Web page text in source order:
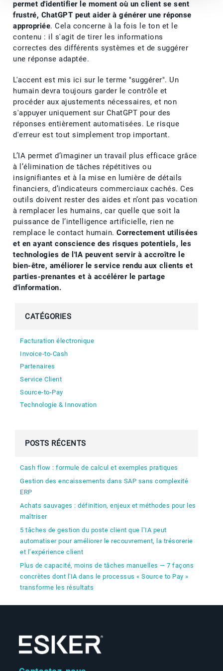
permet d'identifier le moment où un client se sent
frustré, ChatGPT peut aider à générer une réponse
appropriée. Cela concerne à la fois le ton et le
contenu : il s'agit de tirer les informations
correctes des différents systèmes et de suggérer
une réponse adaptée.
L'accent est mis ici sur le terme "suggérer". Un
humain devra toujours garder le contrôle et
procéder aux ajustements nécessaires, et non
s'appuyer uniquement sur ChatGPT pour des
réponses entièrement automatisées. Le risque
d'erreur est tout simplement trop important.
L’IA permet d’imaginer un travail plus efficace grâce
à l’élimination de tâches répétitives ou
insignifiantes et à la mise en lumière de détails
financiers, d’indicateurs commerciaux cachés. Ces
outils doivent rester des aides et n’ont pas vocation
à remplacer les humains, car quelle que soit la
puissance de l’intelligence artificielle, rien ne
remplace le contact humain. Correctement utilisées
et en ayant conscience des risques potentiels, les
technologies de l'IA peuvent servir à accroître le
bien-être, améliorer le service rendu aux clients et
parties-prenantes et à accélérer le partage
d'information.
CATÉGORIES
Facturation électronique
Invoice-to-Cash
Partenaires
Service Client
Source-to-Pay
Technologie & Innovation
POSTS RÉCENTS
Cash flow : formule de calcul et exemples pratiques
Gestion des encaissements dans SAP sans complexité
ERP
Achats sauvages : définition, enjeux et méthodes pour les
maîtriser
5 tâches de gestion du poste client que l’IA peut
automatiser pour améliorer le recouvrement, la trésorerie
et l’expérience client
Plus de capacité, moins de tâches manuelles — 7 façons
concrètes dont l'IA dans le processus « Source to Pay »
transforme les résultats